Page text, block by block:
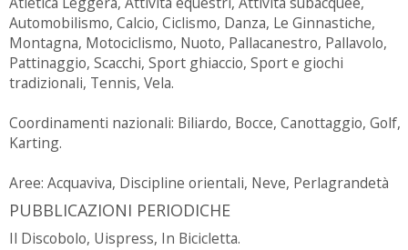
Automobilismo, Calcio, Ciclismo, Danza, Le Ginnastiche,
Montagna, Motociclismo, Nuoto, Pallacanestro, Pallavolo,
Pattinaggio, Scacchi, Sport ghiaccio, Sport e giochi
tradizionali, Tennis, Vela.
Coordinamenti nazionali: Biliardo, Bocce, Canottaggio, Golf,
Karting.
Aree: Acquaviva, Discipline orientali, Neve, Perlagrandetà
PUBBLICAZIONI PERIODICHE
Il Discobolo, Uispress, In Bicicletta.